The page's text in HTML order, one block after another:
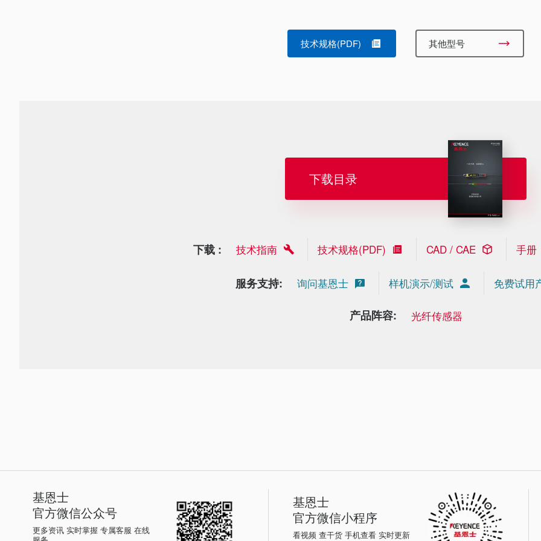
技术规格(PDF) 其他型号
下载目录
下载 : 技术指南 技术规格(PDF) CAD / CAE 手册
服务支持: 询问基恩士 样机演示/测试 免费试用
产品阵容: 光纤传感器
基恩士
官方微信公众号
更多资讯 实时掌握 专属客服 在线
基恩士
官方微信小程序
看视频 查干货 手机查看 实时更新